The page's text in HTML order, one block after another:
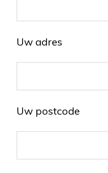
Uw adres
Uw postcode